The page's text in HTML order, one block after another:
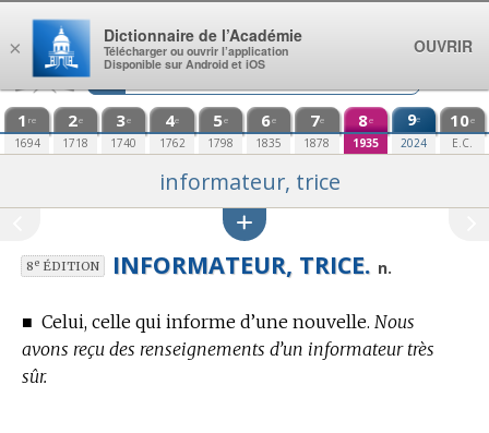
Aller au contenu
1 re
1694
2e
1718
3e
1740
4e
1762
5e
1798
6e
1835
7e
1878
8e
1935
9e
2024
10e
E.C.
informateur, trice
8eÉDITION INFORMATEUR, TRICE. n.
■ Celui, celle qui informe d’une nouvelle. Nous
avons reçu des renseignements d’un informateur très
sûr.
×
Dictionnaire de l’Académie
Télécharger ou ouvrir l’application
Disponible sur Android et iOS
OUVRIR